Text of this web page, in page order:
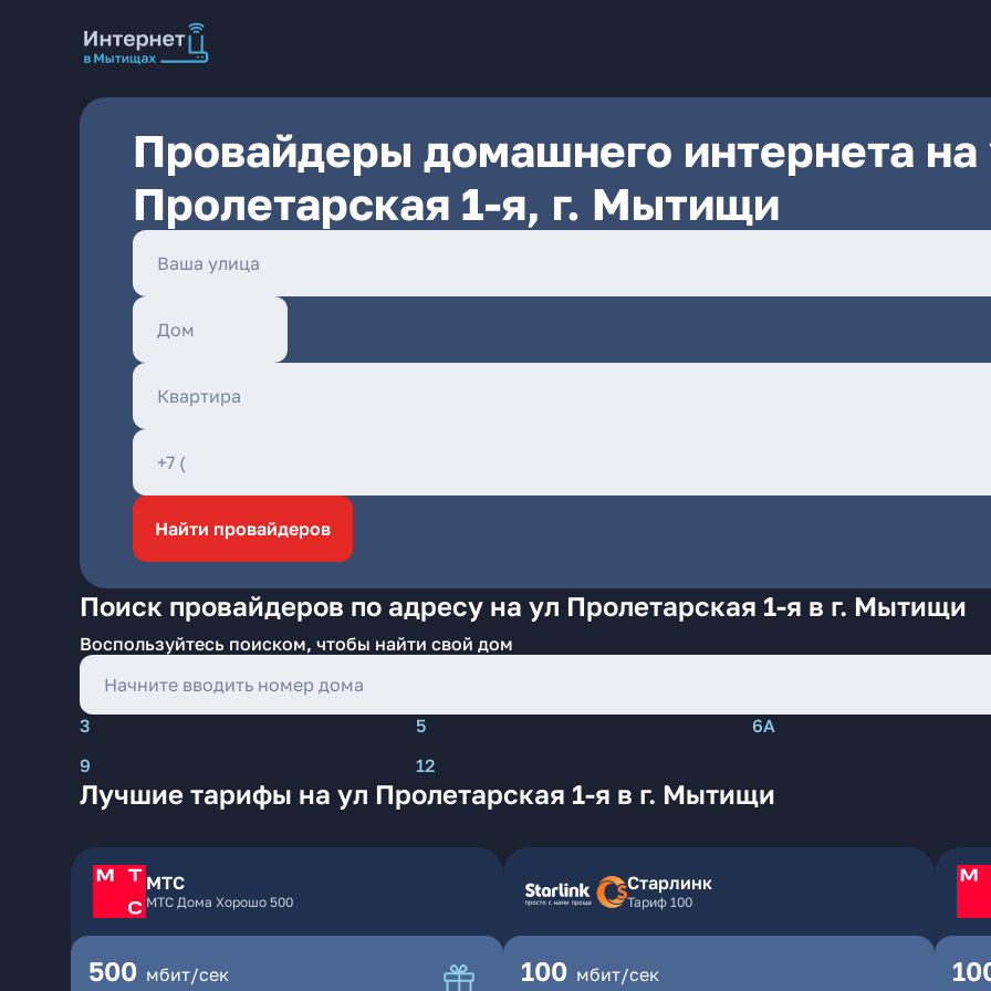
Провайдеры домашнего интернета на
Пролетарская 1-я, г. Мытищи
Найти провайдеров
Поиск провайдеров по адресу на ул Пролетарская 1-я в г. Мытищи
Воспользуйтесь поиском, чтобы найти свой дом
3 5 6А
9
12
Лучшие тарифы на ул Пролетарская 1-я в г. Мытищи
МТС
МТС Дома Хорошо 500
500 мбит/сек
Старлинк
Тариф 100
100 мбит/сек